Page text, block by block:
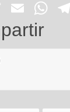
Twitter
Email